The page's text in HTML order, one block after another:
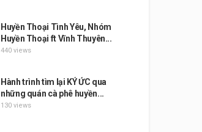
Huyền Thoại Tình Yêu, Nhóm
Huyền Thoại ft Vĩnh Thuyên...
440 views
Hành trình tìm lại KÝ ỨC qua
những quán cà phê huyền...
130 views